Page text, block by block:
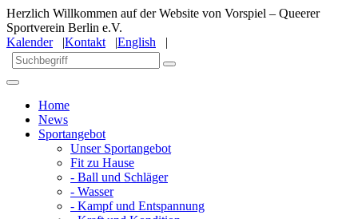
Herzlich Willkommen auf der Website von Vorspiel – Queerer
Sportverein Berlin e.V.
Kalender|Kontakt |English |
Home
News
Sportangebot
Unser Sportangebot
Fit zu Hause
- Ball und Schläger
- Wasser
- Kampf und Entspannung